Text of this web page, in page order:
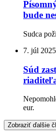
bude
Sudca
7. júl 2025
Súd
eur.
Zobraziť ďalšie